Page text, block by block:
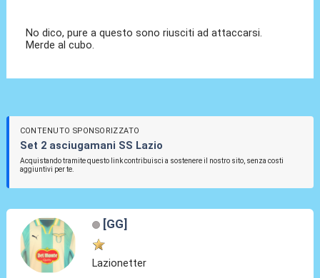
No dico, pure a questo sono riusciti ad attaccarsi.
Merde al cubo.
CONTENUTO SPONSORIZZATO
Set 2 asciugamani SS Lazio
Acquistando tramite questo link contribuisci a sostenere il nostro sito, senza costi
aggiuntivi per te.
[GG]
Lazionetter